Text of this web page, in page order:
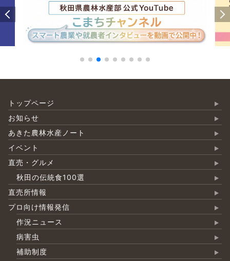
トップページ
お知らせ
あきた農林水産ノート
イベント
直売・グルメ
秋田の伝統食100選
直売所情報
プロ向け情報発信
作況ニュース
病害虫
補助制度